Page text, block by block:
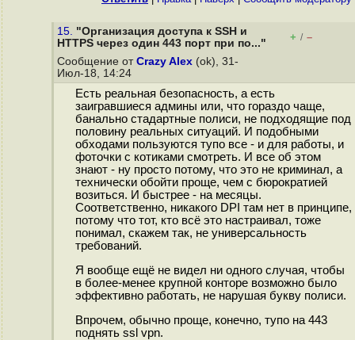
15. "Организация доступа к SSH и
HTTPS через один 443 порт при по..."
+ / –
Сообщение от Crazy Alex (ok), 31-
Июл-18, 14:24
Есть реальная безопасность, а есть
заигравшиеся админы или, что гораздо чаще,
банально стадартные полиси, не подходящие под
половину реальных ситуаций. И подобными
обходами пользуются тупо все - и для работы, и
фоточки с котиками смотреть. И все об этом
знают - ну просто потому, что это не криминал, а
технически обойти проще, чем с бюрократией
возиться. И быстрее - на месяцы.
Соответственно, никакого DPI там нет в принципе,
потому что тот, кто всё это настраивал, тоже
понимал, скажем так, не универсальность
требований.
Я вообще ещё не видел ни одного случая, чтобы
в более-менее крупной конторе возможно было
эффективно работать, не нарушая букву полиси.
Впрочем, обычно проще, конечно, тупо на 443
поднять ssl vpn.